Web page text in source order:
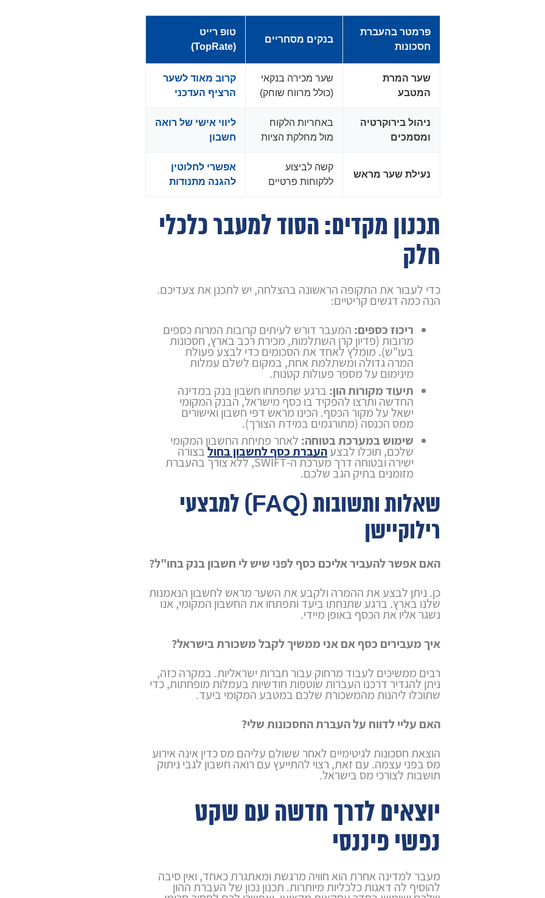
פרמטר בהעברת
חסכונות
בנקים מסחריים
טופ רייט
(TopRate)
שער המרת
המטבע
שער מכירה בנקאי
(כולל מרווח שוחק)
קרוב מאוד לשער
הרציף העדכני
ניהול בירוקרטיה
ומסמכים
באחריות הלקוח
מול מחלקת הציות
ליווי אישי של רואה
חשבון
נעילת שער מראש
קשה לביצוע
ללקוחות פרטיים
אפשרי לחלוטין
להגנה מתנודות
תכנון מקדים: הסוד למעבר כלכלי
חלק
כדי לעבור את התקופה הראשונה בהצלחה, יש לתכנן את צעדיכם.
הנה כמה דגשים קריטיים:
ריכוז כספים: המעבר דורש לעיתים קרובותהמרות כספים
מרובות (פדיון קרן השתלמות, מכירת רכב בארץ, חסכונות
בעו"ש). מומלץ לאחד את הסכומים כדי לבצע פעולת
המרה גדולה ומשתלמת אחת, במקום לשלם עמלות
מינימום על מספר פעולות קטנות.
תיעוד מקורות הון: ברגע שתפתחו חשבון בנק במדינה
החדשה ותרצו להפקיד בו כסף מישראל, הבנק המקומי
ישאל על מקור הכסף. הכינו מראש דפי חשבון ואישורים
ממס הכנסה (מתורגמים במידת הצורך).
שימוש במערכת בטוחה: לאחר פתיחת החשבון המקומי
שלכם, תוכלו לבצעהעברת כסף לחשבון בחולבצורה
ישירה ובטוחה דרך מערכת ה-SWIFT, ללא צורך בהעברת
מזומנים בתיק הגב שלכם.
שאלות ותשובות (FAQ) למבצעי
רילוקיישן
האם אפשר להעביר אליכם כסף לפני שיש לי חשבון בנק בחו"ל?
כן. ניתן לבצע את ההמרה ולקבע את השער מראש לחשבון הנאמנות
שלנו בארץ. ברגע שתנחתו ביעד ותפתחו את החשבון המקומי, אנו
נשגר אליו את הכסף באופן מיידי.
איך מעבירים כסף אם אני ממשיך לקבל משכורת בישראל?
רבים ממשיכים לעבוד מרחוק עבור חברות ישראליות. במקרה כזה,
ניתן להגדיר דרכנו העברות שוטפות חודשיות בעמלות מופחתות, כדי
שתוכלו ליהנות מהמשכורת שלכם במטבע המקומי ביעד.
האם עליי לדווח על העברת החסכונות שלי?
הוצאת חסכונות לגיטימיים לאחר ששולם עליהם מס כדין אינה אירוע
מס בפני עצמה. עם זאת, רצוי להתייעץ עם רואה חשבון לגבי ניתוק
תושבות לצורכי מס בישראל.
יוצאים לדרך חדשה עם שקט
נפשי פיננסי
מעבר למדינה אחרת הוא חוויה מרגשת ומאתגרת כאחד, ואין סיבה
להוסיף לה דאגות כלכליות מיותרות. תכנון נכון של העברת ההון